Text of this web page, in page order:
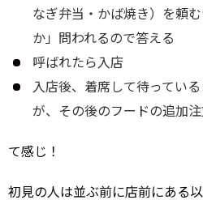
なぎ弁当・かば焼き）を頼
か」問われるので答える
呼ばれたら入店
入店後、着席して待ってい
が、その後のフードの追加注
て感じ！
初見の人は並ぶ前に店前にある